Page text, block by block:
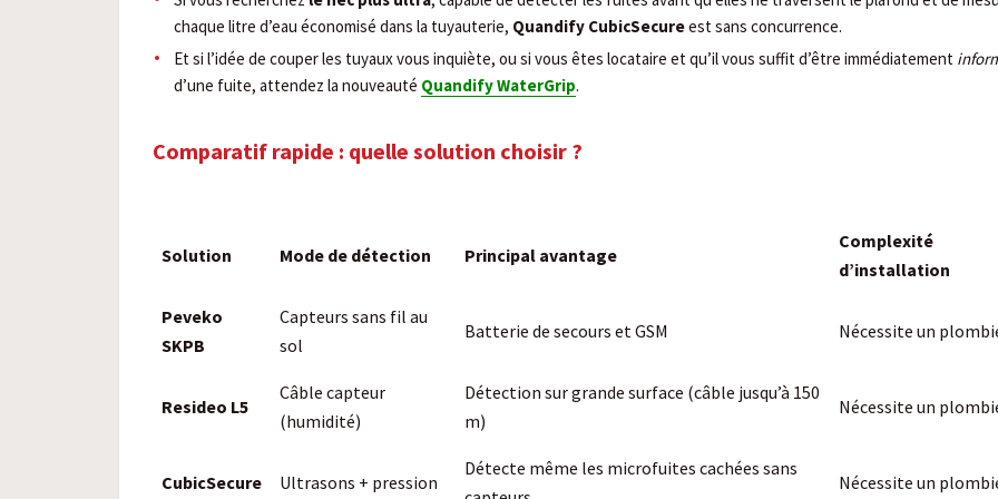
chaque litre d’eau économisé dans la tuyauterie, Quandify CubicSecureest sans concurrence.
Et si l’idée de couper les tuyaux vous inquiète, ou si vous êtes locataire et qu’il vous suffit d’être immédiatement
d’une fuite, attendez la nouveauté Quandify WaterGrip.
Comparatif rapide : quelle solution choisir ?
Solution Mode de détection Principal avantage
Complexité
d’installation
Peveko
SKPB
Capteurs sans fil au
sol
Batterie de secours et GSM Nécessite un
Resideo L5
Câble capteur
(humidité)
Détection sur grande surface (câble jusqu’à 150
m)
Nécessite un
CubicSecure Ultrasons + pression
Détecte même les microfuites cachées sans
Nécessite un